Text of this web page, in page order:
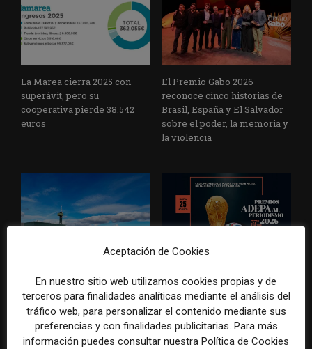
La Marea cierra 2025 con
superávit, pero su
cooperativa pierde 38.542
euros
El Premio Gabo 2026
reconoce cinco historias de
Brasil, España y El Salvador
sobre el poder, la memoria y
la violencia
establece un sistema de
control para el uso de la
inteligencia artificial
especial para la mejor
cobertura periodística del
Mundial 2026
Aceptación de Cookies
En nuestro sitio web utilizamos cookies propias y de
terceros para finalidades analíticas mediante el análisis del
tráfico web, para personalizar el contenido mediante sus
preferencias y con finalidades publicitarias. Para más
información puedes consultar nuestra Política de Cookies